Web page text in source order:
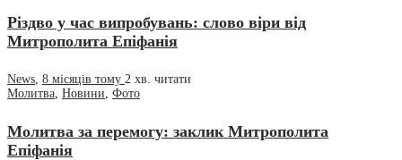
Різдво у час випробувань: слово віри від
Митрополита Епіфанія
News 8 місяців тому 2 хв. читати
Молитва Новини Фото
Молитва за перемогу: заклик Митрополита
Епіфанія